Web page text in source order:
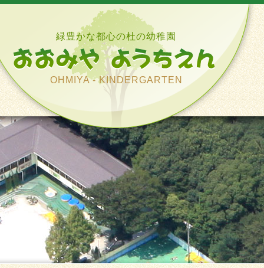
緑豊かな都心の杜の幼稚園
OHMIYA - KINDERGARTEN